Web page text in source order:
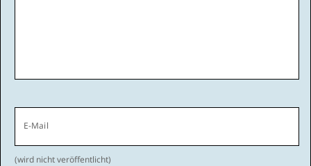
E-Mail
(wird nicht veröffentlicht)